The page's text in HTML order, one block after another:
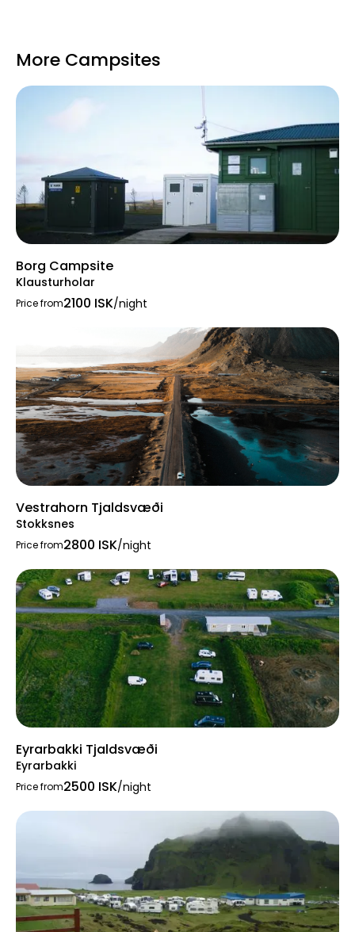
More Campsites
Borg Campsite
Klausturholar
Price from2100 ISK/night
Vestrahorn Tjaldsvæði
Stokksnes
Price from2800 ISK/night
Eyrarbakki Tjaldsvæði
Eyrarbakki
Price from2500 ISK/night